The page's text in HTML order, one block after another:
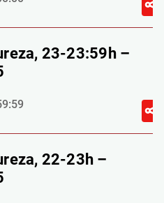
23-23:59h –
22-23h –